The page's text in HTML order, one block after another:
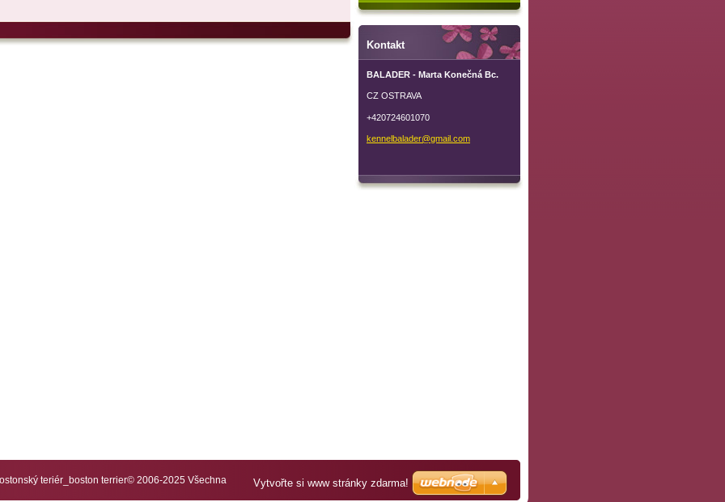
Kontakt
BALADER - Marta Konečná Bc.
CZ OSTRAVA
+420724601070
kennelbalader@gmail.com
teriér_boston terrier© 2006-2025 Všechna Vytvořte si www stránky zdarma!